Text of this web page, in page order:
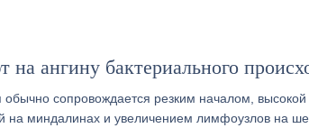
ангину бактериального
обычно сопровождается резким началом,
на миндалинах и увеличением лимфоузлов на